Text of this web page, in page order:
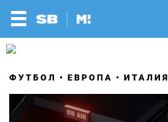
ФУТБОЛ ЕВРОПА ИТАЛИЯ